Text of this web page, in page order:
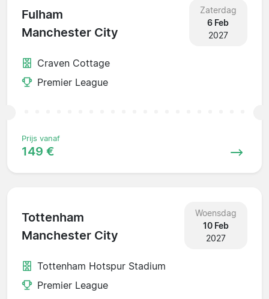
Fulham
Manchester City
Zaterdag
6 Feb
2027
Craven Cottage
Premier League
Prijs vanaf
149 €
Tottenham
Manchester City
Woensdag
10 Feb
2027
Tottenham Hotspur Stadium
Premier League